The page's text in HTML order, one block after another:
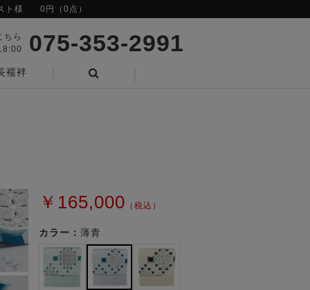
ト様 0円（0点）
ちら
075-353-2991
襦袢
￥165,000 （税込）
カラー： 薄青